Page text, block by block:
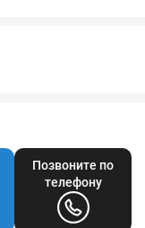
Позвоните по
телефону